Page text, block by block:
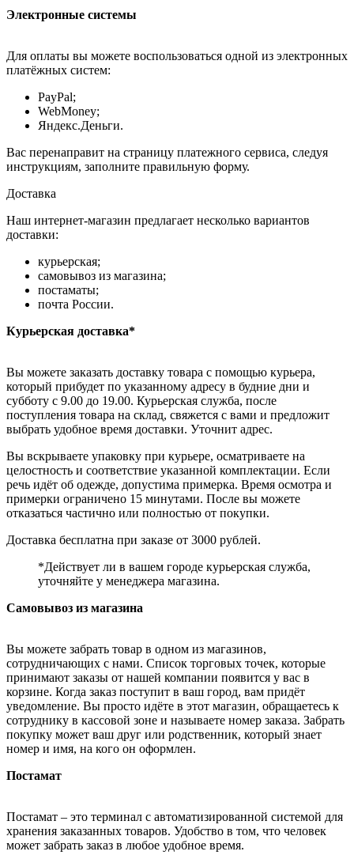
Электронные системы
Для оплаты вы можете воспользоваться одной из электронных
платёжных систем:
PayPal;
WebMoney;
Яндекс.Деньги.
Вас перенаправит на страницу платежного сервиса, следуя
инструкциям, заполните правильную форму.
Доставка
Наш интернет-магазин предлагает несколько вариантов
доставки:
курьерская;
самовывоз из магазина;
постаматы;
почта России.
Курьерская доставка*
Вы можете заказать доставку товара с помощью курьера,
который прибудет по указанному адресу в будние дни и
субботу с 9.00 до 19.00. Курьерская служба, после
поступления товара на склад, свяжется с вами и предложит
выбрать удобное время доставки. Уточнит адрес.
Вы вскрываете упаковку при курьере, осматриваете на
целостность и соответствие указанной комплектации. Если
речь идёт об одежде, допустима примерка. Время осмотра и
примерки ограничено 15 минутами. После вы можете
отказаться частично или полностью от покупки.
Доставка бесплатна при заказе от 3000 рублей.
*Действует ли в вашем городе курьерская служба,
уточняйте у менеджера магазина.
Самовывоз из магазина
Вы можете забрать товар в одном из магазинов,
сотрудничающих с нами. Список торговых точек, которые
принимают заказы от нашей компании появится у вас в
корзине. Когда заказ поступит в ваш город, вам придёт
уведомление. Вы просто идёте в этот магазин, обращаетесь к
сотруднику в кассовой зоне и называете номер заказа. Забрать
покупку может ваш друг или родственник, который знает
номер и имя, на кого он оформлен.
Постамат
Постамат – это терминал с автоматизированной системой для
хранения заказанных товаров. Удобство в том, что человек
может забрать заказ в любое удобное время.